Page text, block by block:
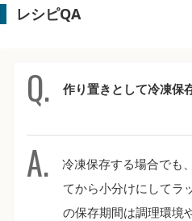
レシピQA
作り置きとして冷凍保
冷凍保存する場合でも
てから小分けにしてラ
の保存期間は調理環境